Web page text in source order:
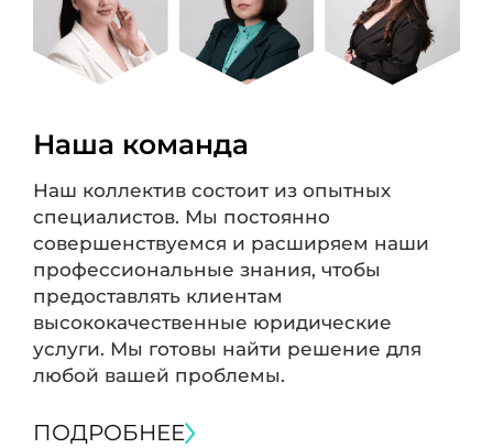
Наша команда
Наш коллектив состоит из опытных
специалистов. Мы постоянно
совершенствуемся и расширяем наши
профессиональные знания, чтобы
предоставлять клиентам
высококачественные юридические
услуги. Мы готовы найти решение для
любой вашей проблемы.
ПОДРОБНЕЕ